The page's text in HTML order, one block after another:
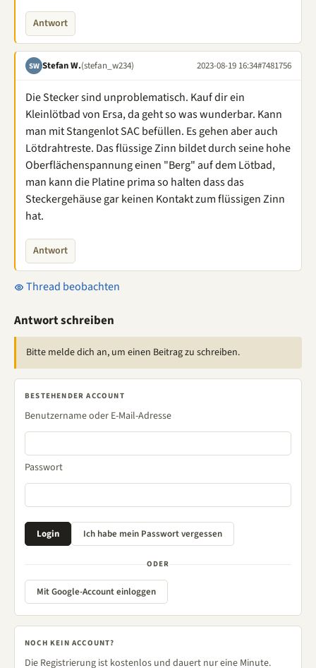
Antwort
SW Stefan W.(stefan_w234) 2023-08-19 16:34#7481756
Die Stecker sind unproblematisch. Kauf dir ein
Kleinlötbad von Ersa, da geht so was wunderbar. Kann
man mit Stangenlot SAC befüllen. Es gehen aber auch
Lötdrahtreste. Das flüssige Zinn bildet durch seine hohe
Oberflächenspannung einen "Berg" auf dem Lötbad,
man kann die Platine prima so halten dass das
Steckergehäuse gar keinen Kontakt zum flüssigen Zinn
hat.
Antwort
Thread beobachten
Antwort schreiben
Bitte melde dich an, um einen Beitrag zu schreiben.
BESTEHENDER ACCOUNT
Benutzername oder E-Mail-Adresse
Passwort
ODER
Mit Google-Account einloggen
NOCH KEIN ACCOUNT?
Die Registrierung ist kostenlos und dauert nur eine Minute.